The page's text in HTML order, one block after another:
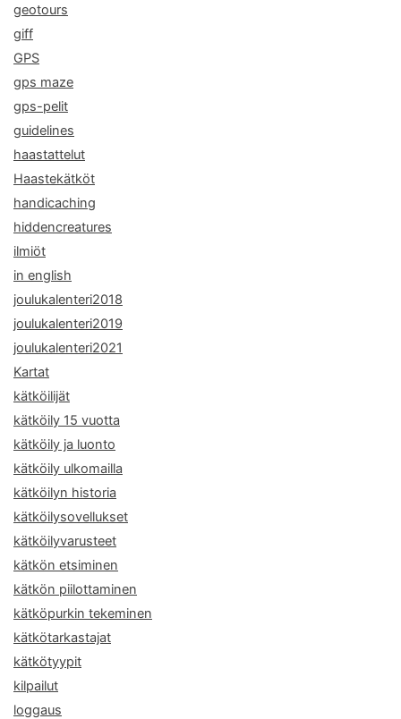
geotours
giff
GPS
gps maze
gps-pelit
guidelines
haastattelut
Haastekätköt
handicaching
hiddencreatures
ilmiöt
in english
joulukalenteri2018
joulukalenteri2019
joulukalenteri2021
Kartat
kätköilijät
kätköily 15 vuotta
kätköily ja luonto
kätköily ulkomailla
kätköilyn historia
kätköilysovellukset
kätköilyvarusteet
kätkön etsiminen
kätkön piilottaminen
kätköpurkin tekeminen
kätkötarkastajat
kätkötyypit
kilpailut
loggaus